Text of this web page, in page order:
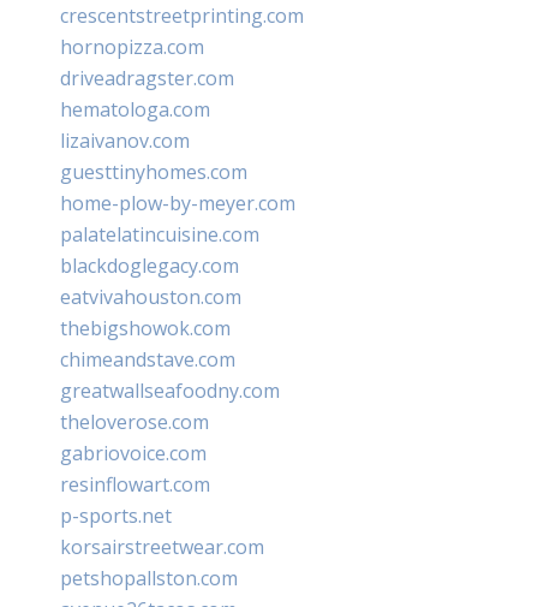
crescentstreetprinting.com
hornopizza.com
driveadragster.com
hematologa.com
lizaivanov.com
guesttinyhomes.com
home-plow-by-meyer.com
palatelatincuisine.com
blackdoglegacy.com
eatvivahouston.com
thebigshowok.com
chimeandstave.com
greatwallseafoodny.com
theloverose.com
gabriovoice.com
resinflowart.com
p-sports.net
korsairstreetwear.com
petshopallston.com